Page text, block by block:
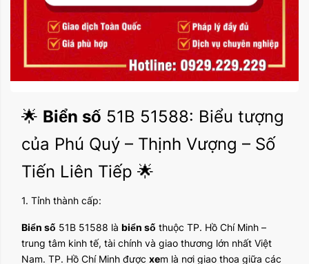
🌟 Biển số 51B 51588: Biểu tượng
của Phú Quý – Thịnh Vượng – Số
Tiến Liên Tiếp 🌟
1. Tỉnh thành cấp:
Biển số 51B 51588 là biển số thuộc TP. Hồ Chí Minh –
trung tâm kinh tế, tài chính và giao thương lớn nhất Việt
Nam. TP. Hồ Chí Minh được xem là nơi giao thoa giữa các